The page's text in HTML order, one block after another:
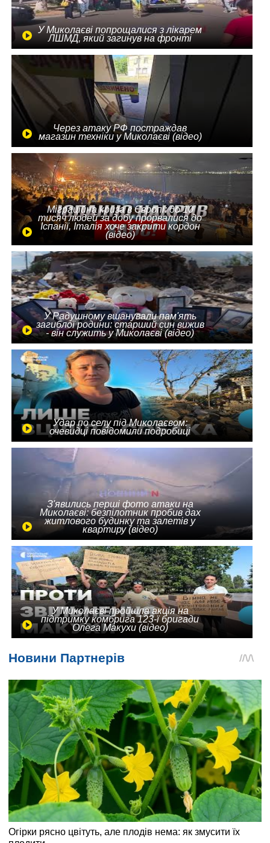
У Миколаєві попрощалися з лікарем
ЛШМД, який загинув на фронті
Через атаку РФ постраждав
магазин техніки у Миколаєві (відео)
Міграційна криза в Європі: до 10
тисяч людей за добу прорвалися до
Іспанії, Італія хоче закрити кордон
(відео)
У Радушному вшанували пам'ять
загиблої родини: старший син вижив
- він служить у Миколаєві (відео)
Удар по селу під Миколаєвом:
очевидці повідомили подробиці
З'явились перші фото атаки на
Миколаєві: безпілотник пробив дах
житлового будинку та залетів у
квартиру (відео)
У Миколаєві пройшла акція на
підтримку комбрига 123-ї бригади
Олега Макухи (відео)